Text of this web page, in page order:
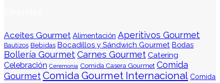
Aceites Gourmet Alimentación Aperitivos Gourmet
Bautizos Bebidas Bocadillos y Sándwich Gourmet Bodas
Bollería GourmetCarnes Gourmet Catering
Celebración Ceremonia Comida Casera Gourmet Comida
GourmetComida Gourmet Internacional Comida